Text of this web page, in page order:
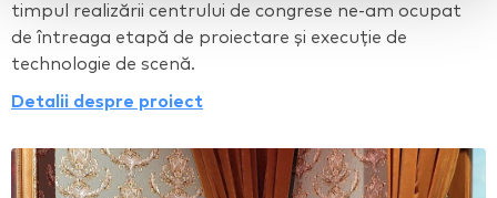
timpul realizării centrului de congrese ne-am ocupat
de întreaga etapă de proiectare și execuție de
technologie de scenă.
Detalii despre proiect